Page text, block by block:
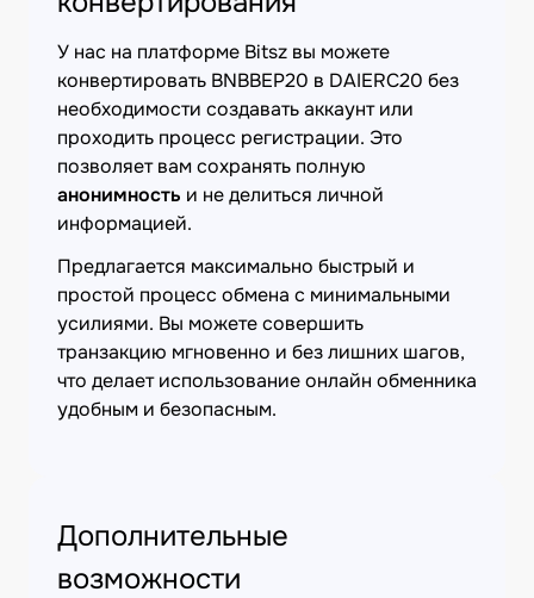
У нас на платформе Bitsz вы можете
конвертировать BNBBEP20 в DAIERC20 без
необходимости создавать аккаунт или
проходить процесс регистрации. Это
позволяет вам сохранять полную
анонимность и не делиться личной
информацией.
Предлагается максимально быстрый и
простой процесс обмена с минимальными
усилиями. Вы можете совершить
транзакцию мгновенно и без лишних шагов,
что делает использование онлайн обменника
удобным и безопасным.
Дополнительные
возможности